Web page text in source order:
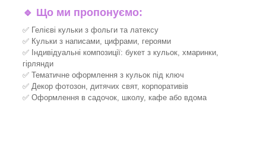
🔹 Що ми пропонуємо:
✅ Гелієві кульки з фольги та латексу
✅ Кульки з написами, цифрами, героями
✅ Індивідуальні композиції: букет з кульок, хмаринки,
гірлянди
✅ Тематичне оформлення з кульок під ключ
✅ Декор фотозон, дитячих свят, корпоративів
✅ Оформлення в садочок, школу, кафе або вдома